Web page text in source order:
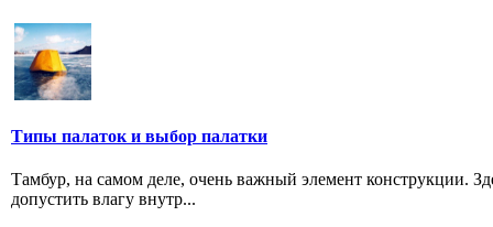
Типы палаток и выбор палатки
Тамбур, на самом деле, очень важный элемент конструкции.
допустить влагу внутр...